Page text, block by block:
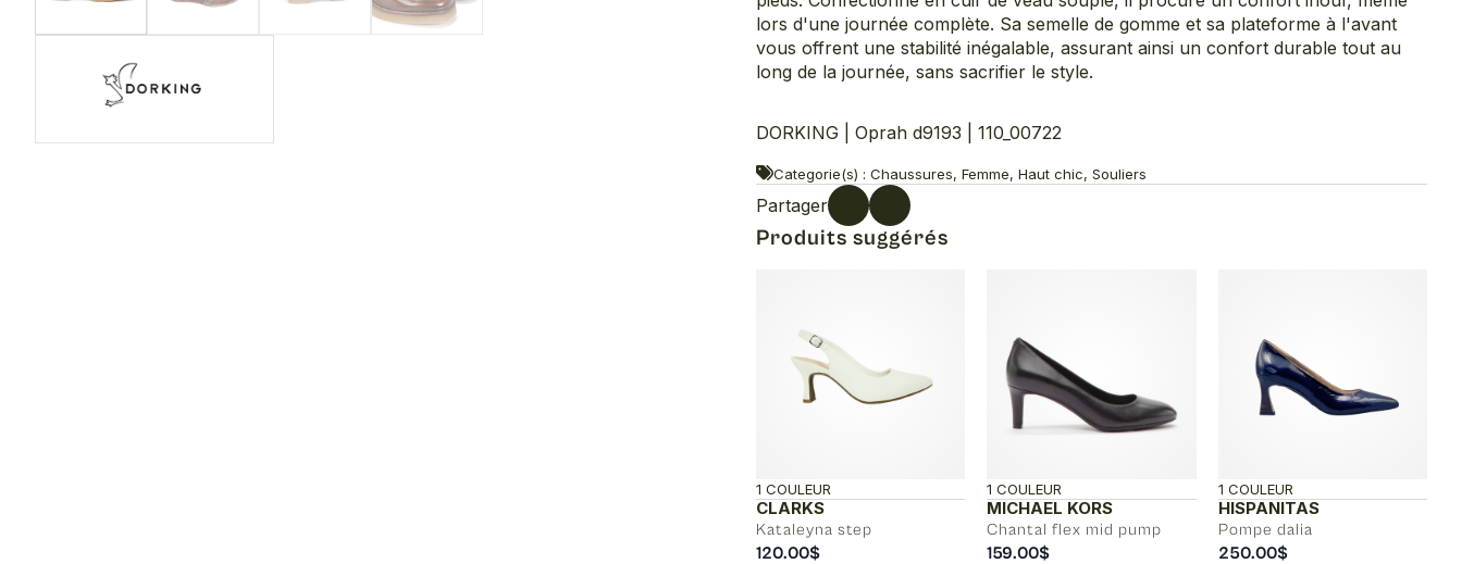
lors d'une journée complète. Sa semelle de gomme et sa plateforme à l'avant
vous offrent une stabilité inégalable, assurant ainsi un confort durable tout au
long de la journée, sans sacrifier le style.
DORKING | Oprah d9193 | 110_00722
Categorie(s) : Chaussures, Femme, Haut chic, Souliers
Partager
Produits suggérés
CLARKS
Kataleyna step
1 COULEUR
120.00$
MICHAEL KORS
Chantal flex mid pump
1 COULEUR
159.00$
HISPANITAS
Pompe dalia
1 COULEUR
250.00$